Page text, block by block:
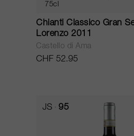
75cl
Chianti Classico Gran
Lorenzo 2011
Castello di Ama
CHF 52.95
JS 95